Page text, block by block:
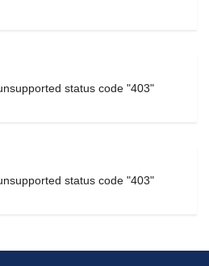
status code "403"
status code "403"